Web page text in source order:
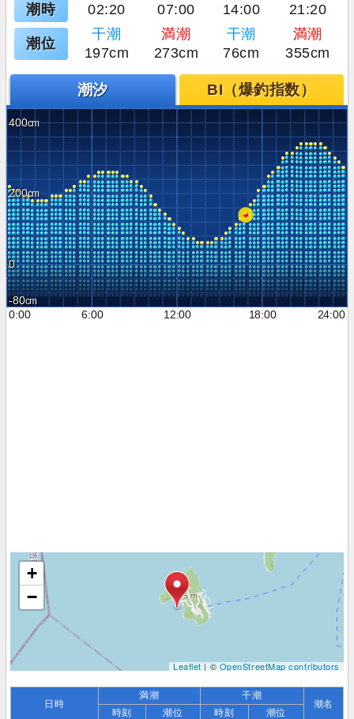
潮時 02:20 07:00 14:00 21:20
潮位
干潮 満潮 干潮
満潮
197cm
273cm 76cm 355cm
潮汐 BI（爆釣指数）
400
200
0
-80
0:00
6:00 12:00 18:00 24:00
+
−
Leaflet| ©OpenStreetMap contributors
日時
満潮 干潮
潮名
時刻 潮位 時刻
潮位